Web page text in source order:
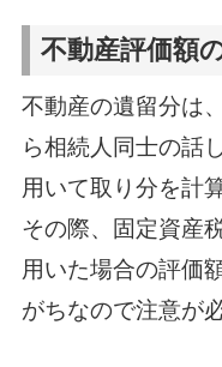
不動産評価額
不動産の遺留分は
ら相続人同士の話
用いて取り分を計
その際、固定資産
用いた場合の評価
がちなので注意が